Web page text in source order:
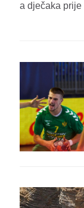
a dječaka